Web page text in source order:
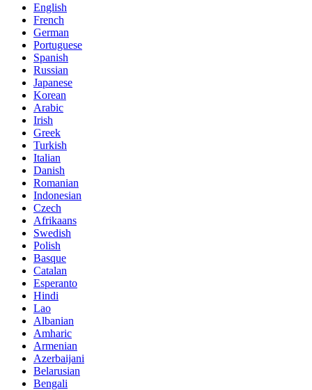
English
French
German
Portuguese
Spanish
Russian
Japanese
Korean
Arabic
Irish
Greek
Turkish
Italian
Danish
Romanian
Indonesian
Czech
Afrikaans
Swedish
Polish
Basque
Catalan
Esperanto
Hindi
Lao
Albanian
Amharic
Armenian
Azerbaijani
Belarusian
Bengali